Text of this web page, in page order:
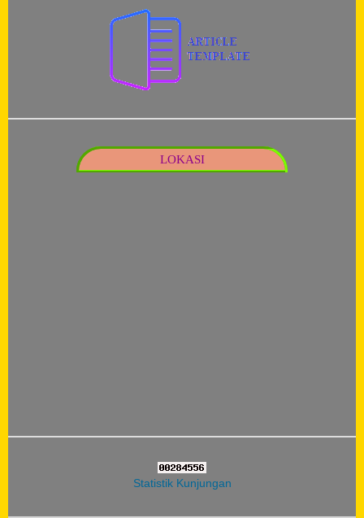
LOKASI
Statistik Kunjungan